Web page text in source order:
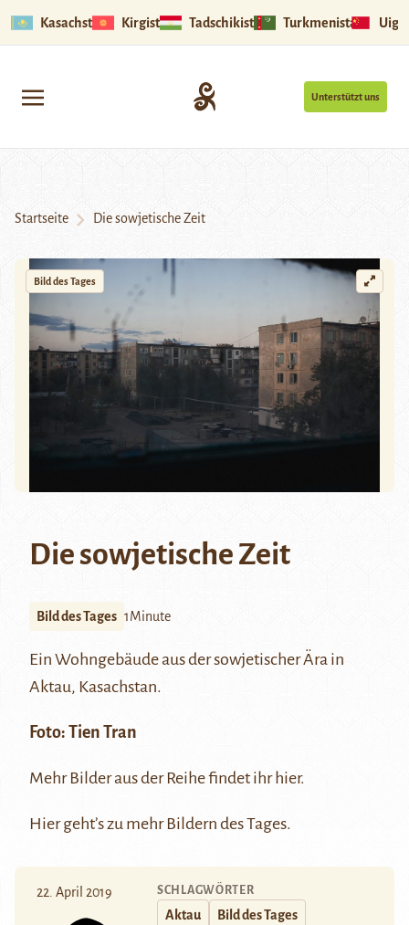
Kasachstan Kirgistan Tadschikistan Turkmenistan
Unterstützt uns
Startseite Die sowjetische Zeit
Bild des Tages
Die sowjetische Zeit
Bild des Tages 1Minute
Ein Wohngebäude aus der sowjetischer Ära in
Aktau, Kasachstan.
Foto: Tien Tran
Mehr Bilder aus der Reihe findet ihr hier.
Hiergeht’s zu mehr Bildern des Tages.
22. April 2019 SCHLAGWÖRTER
Aktau Bild des Tages